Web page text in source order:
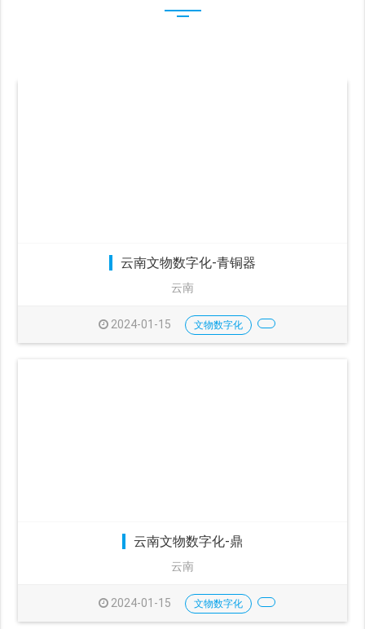
云南文物数字化-青铜器
云南
2024-01-15 文物数字化
云南文物数字化-鼎
云南
2024-01-15 文物数字化